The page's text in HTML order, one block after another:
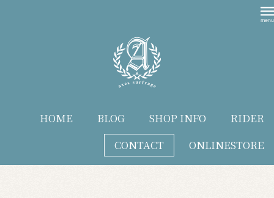
HOME BLOG SHOP INFO
RIDER
CONTACT
ONLINESTORE